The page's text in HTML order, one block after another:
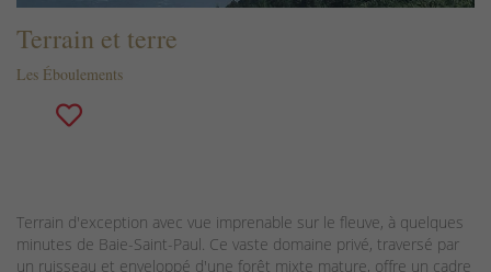
Terrain et terre
Les Éboulements
Terrain d'exception avec vue imprenable sur le fleuve, à quelques
minutes de Baie-Saint-Paul. Ce vaste domaine privé, traversé par
un ruisseau et enveloppé d'une forêt mixte mature, offre un cadre